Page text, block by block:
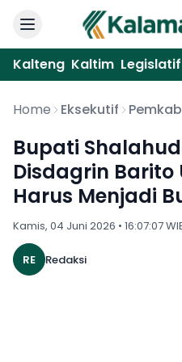
Kalteng Kaltim Legislatif
Home Eksekutif
Bupati
Disdagrin Barito
Harus Menjadi
Kamis, 04 Juni 2026 • 16:07:07
RE Redaksi